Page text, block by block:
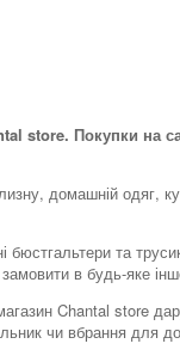
store. Покупки на
домашній одяг,
та
в будь-яке
Chantal store
чи вбрання для